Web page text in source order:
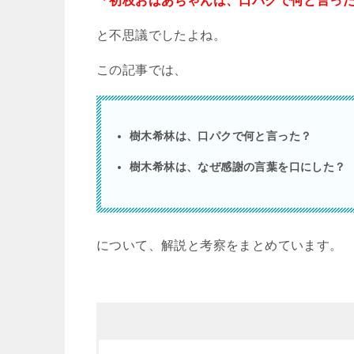
と不思議でしたよね。
この記事では、
樹木希林は、口パクで何と言った？
樹木希林は、なぜ感謝の言葉を口にした？
について、解説と考察をまとめています。